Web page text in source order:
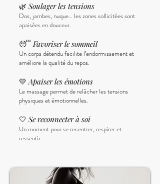
🌿 Soulager les tensions
Dos, jambes, nuque… les zones sollicitées sont
apaisées en douceur.
😴 Favoriser le sommeil
Un corps détendu facilite l’endormissement et
améliore la qualité du repos.
💛 Apaiser les émotions
Le massage permet de relâcher les tensions
physiques et émotionnelles.
🤍 Se reconnecter à soi
Un moment pour se recentrer, respirer et
ressentir.